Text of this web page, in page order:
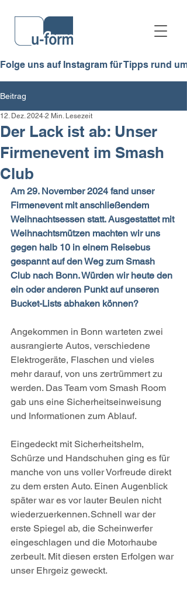
Folge uns auf Instagram für Tipps
Beitrag
Der Lack ist ab: Unser
Firmenevent im Smash
Club
12. Dez. 2024 2 Min. Lesezeit
Am 29. November 2024 fand unser
Firmenevent mit anschließendem
Weihnachtsessen statt. Ausgestattet mit
Weihnachtsmützen machten wir uns
gegen halb 10 in einem Reisebus
gespannt auf den Weg zum Smash
Club nach Bonn. Würden wir heute den
ein oder anderen Punkt auf unseren
Bucket-Lists abhaken können?
Angekommen in Bonn warteten zwei
ausrangierte Autos, verschiedene
Elektrogeräte, Flaschen und vieles
mehr darauf, von uns zertrümmert zu
werden. Das Team vom Smash Room
gab uns eine Sicherheitseinweisung
und Informationen zum Ablauf.
Eingedeckt mit Sicherheitshelm,
Schürze und Handschuhen ging es für
manche von uns voller Vorfreude direkt
zu dem ersten Auto. Einen Augenblick
später war es vor lauter Beulen nicht
wiederzuerkennen. Schnell war der
erste Spiegel ab, die Scheinwerfer
eingeschlagen und die Motorhaube
zerbeult. Mit diesen ersten Erfolgen war
unser Ehrgeiz geweckt.